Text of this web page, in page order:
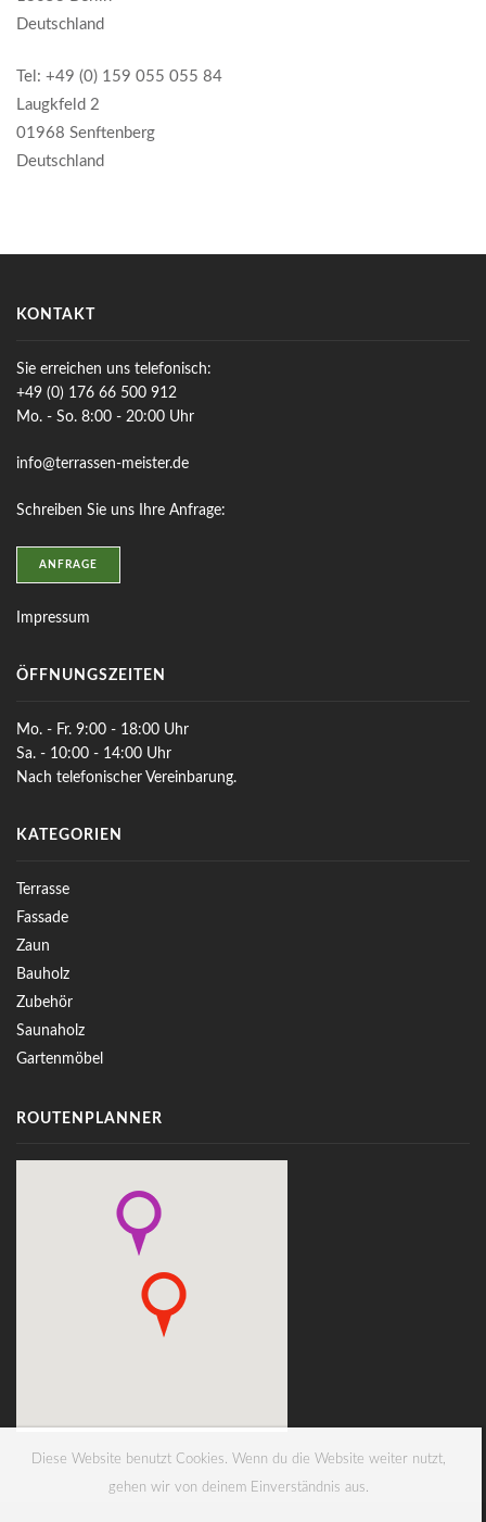
Diese Website benutzt Cookies. Wenn du die Website weiter nutzt,
gehen wir von deinem Einverständnis aus.
Deutschland
Tel: +49 (0) 159 055 055 84
Laugkfeld 2
01968 Senftenberg
Deutschland
KONTAKT
Sie erreichen uns telefonisch:
+49 (0) 176 66 500 912
Mo. - So. 8:00 - 20:00 Uhr
info@terrassen-meister.de
Schreiben Sie uns Ihre Anfrage:
ANFRAGE
Impressum
ÖFFNUNGSZEITEN
Mo. - Fr. 9:00 - 18:00 Uhr
Sa. - 10:00 - 14:00 Uhr
Nach telefonischer Vereinbarung.
KATEGORIEN
Terrasse
Fassade
Zaun
Bauholz
Zubehör
Saunaholz
Gartenmöbel
ROUTENPLANNER